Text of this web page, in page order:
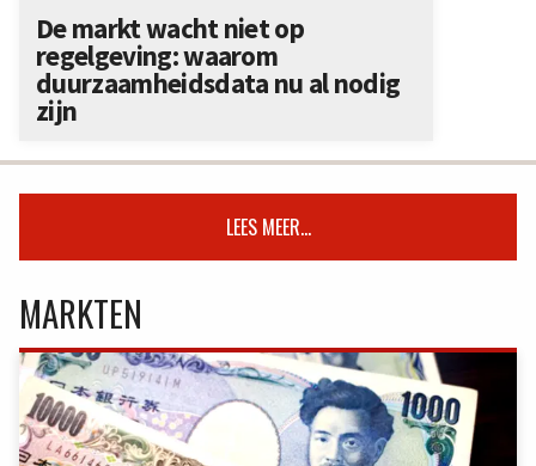
De markt wacht niet op
regelgeving: waarom
duurzaamheidsdata nu al nodig
zijn
LEES MEER...
MARKTEN